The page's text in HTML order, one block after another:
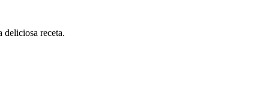
deliciosa receta.